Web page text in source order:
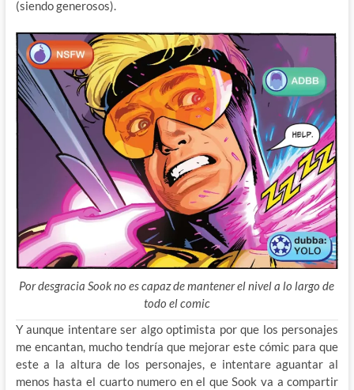
(siendo generosos).
Por desgracia Sook no es capaz de mantener el nivel a lo largo de
todo el comic
Y aunque intentare ser algo optimista por que los personajes
me encantan, mucho tendría que mejorar este cómic para que
este a la altura de los personajes, e intentare aguantar al
menos hasta el cuarto numero en el que Sook va a compartir